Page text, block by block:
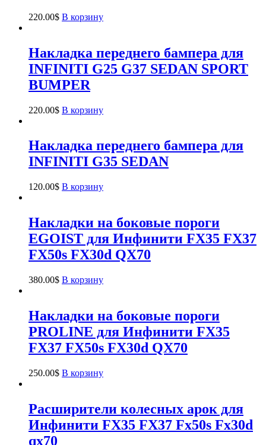
220.00$ В корзину
Накладка переднего бампера для
INFINITI G25 G37 SEDAN SPORT
BUMPER
220.00$ В корзину
Накладка переднего бампера для
INFINITI G35 SEDAN
120.00$ В корзину
Накладки на боковые пороги
EGOIST для Инфинити FX35 FX37
FX50s FX30d QX70
380.00$ В корзину
Накладки на боковые пороги
PROLINE для Инфинити FX35
FX37 FX50s FX30d QX70
250.00$ В корзину
Расширители колесных арок для
Инфинити FX35 FX37 Fx50s Fx30d
qx70